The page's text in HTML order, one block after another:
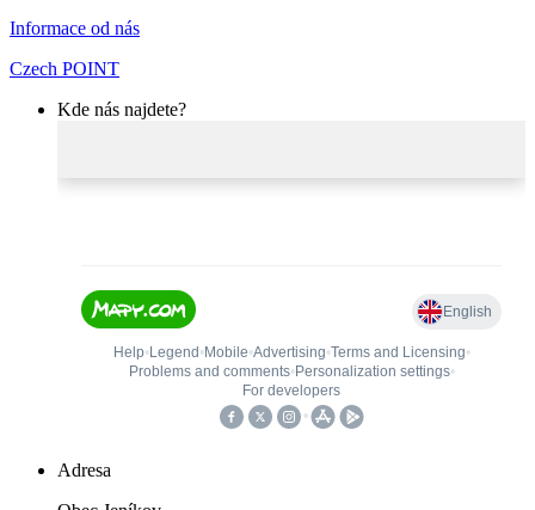
Informace od nás
Czech POINT
Kde nás najdete?
Adresa